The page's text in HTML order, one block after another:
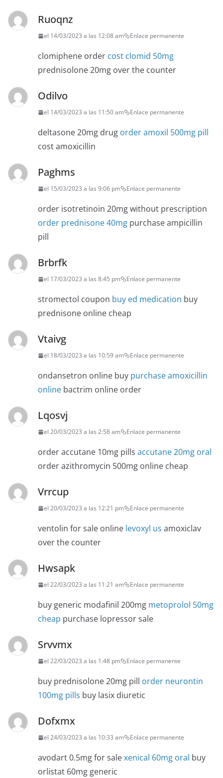
Ruoqnz
el 14/03/2023 a las 12:08 am Enlace permanente
clomiphene order cost clomid 50mg
prednisolone 20mg over the counter
Odilvo
el 14/03/2023 a las 11:50 am Enlace permanente
deltasone 20mg drug order amoxil 500mg pill
cost amoxicillin
Paghms
el 15/03/2023 a las 9:06 pm Enlace permanente
order isotretinoin 20mg without prescription
order prednisone 40mg purchase ampicillin
pill
Brbrfk
el 17/03/2023 a las 8:45 pm Enlace permanente
stromectol coupon buy ed medication buy
prednisone online cheap
Vtaivg
el 18/03/2023 a las 10:59 am Enlace permanente
ondansetron online buy purchase amoxicillin
online bactrim online order
Lqosvj
el 20/03/2023 a las 2:58 am Enlace permanente
order accutane 10mg pills accutane 20mg oral
order azithromycin 500mg online cheap
Vrrcup
el 20/03/2023 a las 12:21 pm Enlace permanente
ventolin for sale online levoxyl us amoxiclav
over the counter
Hwsapk
el 22/03/2023 a las 11:21 am Enlace permanente
buy generic modafinil 200mg metoprolol 50mg
cheap purchase lopressor sale
Srvvmx
el 22/03/2023 a las 1:48 pm Enlace permanente
buy prednisolone 20mg pill order neurontin
100mg pills buy lasix diuretic
Dofxmx
el 24/03/2023 a las 10:33 am Enlace permanente
avodart 0.5mg for salexenical 60mg oral buy
orlistat 60mg generic